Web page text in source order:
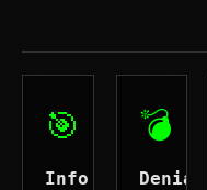
🎯
Info
💣
Denial